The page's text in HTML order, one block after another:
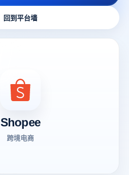
回到平台墙
Shopee
跨境电商